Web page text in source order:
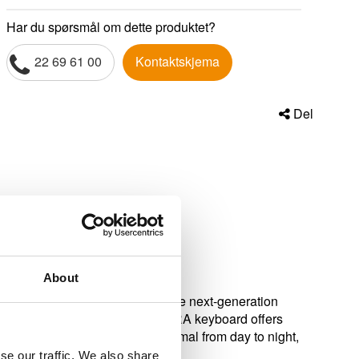
About
our traffic. We also share
Har du spørsmål om dette produktet?
22 69 61 00
Kontaktskjema
Del
the new ASTRA series, the next-generation
in a dark room - the ASTRA keyboard offers
The ASTRA series is optimal from day to night,